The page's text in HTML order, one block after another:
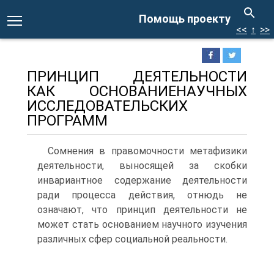
Помощь проекту
<< ↑ >>
ПРИНЦИП ДЕЯТЕЛЬНОСТИ
КАК ОСНОВАНИЕНАУЧНЫХ
ИССЛЕДОВАТЕЛЬСКИХ
ПРОГРАММ
Сомнения в правомочности метафизики
деятельности, выносящей за скобки
инвариантное содержание деятельности
ради процесса действия, отнюдь не
означают, что принцип деятельности не
может стать основанием научного изучения
различных сфер социальной реальности.